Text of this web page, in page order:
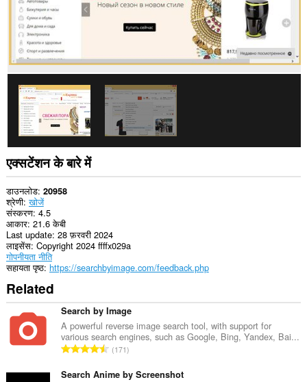
एक्सटेंशन के बारे में
डाउनलोड 20958
श्रेणी खोजें
संस्करण 4.5
आकार 21.6 केबी
Last update 28 फ़रवरी 2024
लाइसेंस Copyright 2024 ffffx029a
गोपनीयता नीति
सहायता पृष्ठ https://searchbyimage.com/feedback.php
Related
Search by Image
A powerful reverse image search tool, with support for
various search engines, such as Google, Bing, Yandex, Bai...
रे
ग
171
Search Anime by Screenshot